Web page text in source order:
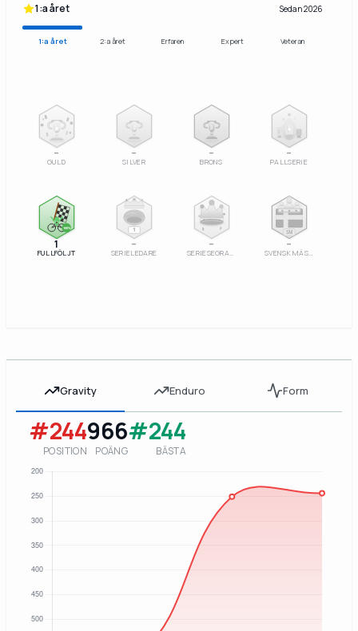
Gravity Enduro Form
#244
POSITION
966
POÄNG
#244
BÄSTA
1:a året Sedan 2026
1:a året 2:a året Erfaren Expert Veteran
–
GULD
–
SILVER
3
–
BRONS
–
PALLSERIE
100%
1
FULLFÖLJT
1
–
SERIELEDARE
–
SERIESEGRARE
SM
–
SVENSK MÄSTARE